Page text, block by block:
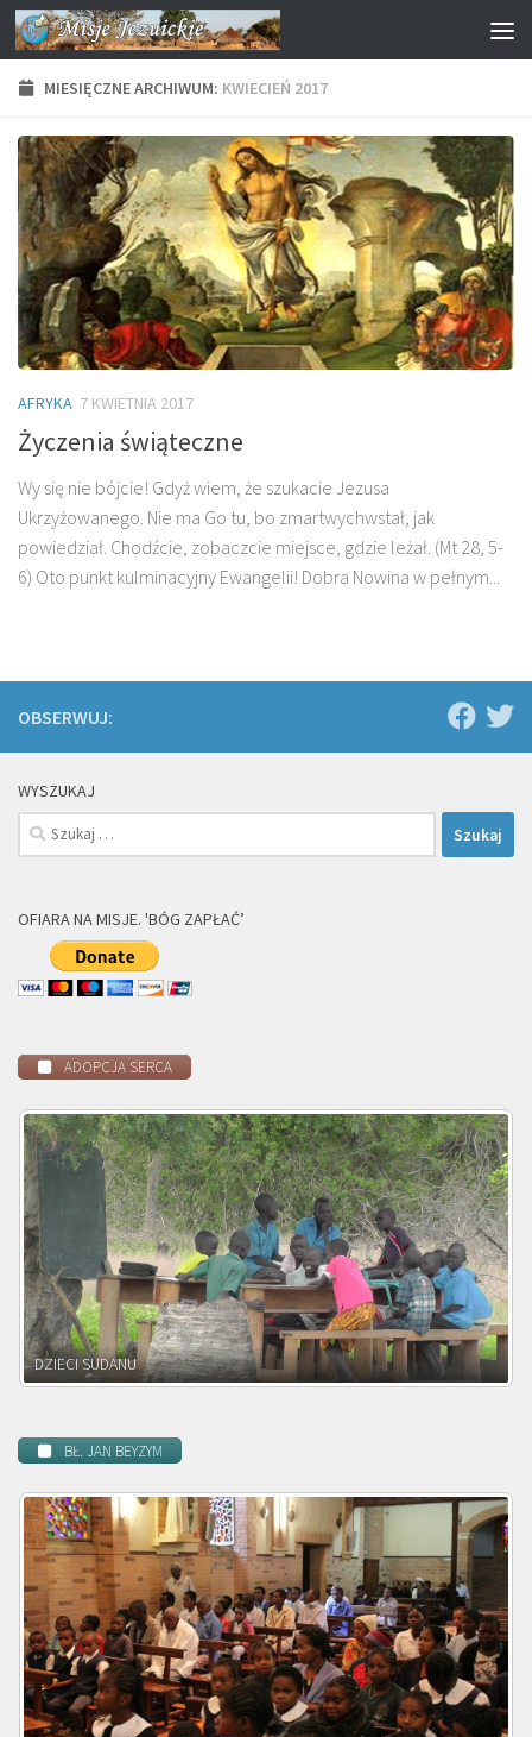
Przejdź do treści
MIESIĘCZNE ARCHIWUM: KWIECIEŃ 2017
AFRYKA 7 KWIETNIA 2017
Życzenia świąteczne
Wy się nie bójcie! Gdyż wiem, że szukacie Jezusa
Ukrzyżowanego. Nie ma Go tu, bo zmartwychwstał, jak
powiedział. Chodźcie, zobaczcie miejsce, gdzie leżał. (Mt 28, 5-
6) Oto punkt kulminacyjny Ewangelii! Dobra Nowina w pełnym...
OBSERWUJ:
WYSZUKAJ
Szukaj:
OFIARA NA MISJE. 'BÓG ZAPŁAĆ’
ADOPCJA SERCA
DZIECI ZAMBII
BŁ. JAN BEYZYM